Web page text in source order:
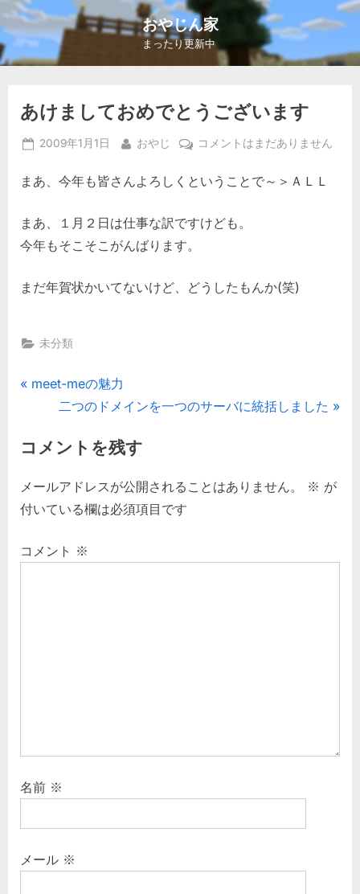
Skip
to
content
おやじん家
まったり更新中
あけましておめでとうございます
Posted
2009年1月1日 By
おやじ
あ
ま
て
と
す
コメントはまだありません
まあ、今年も皆さんよろしくということで～＞ＡＬＬ
まあ、１月２日は仕事な訳ですけども。
今年もそこそこがんばります。
まだ年賀状かいてないけど、どうしたもんか(笑)
未分類
投
ナ
ビ
ゲ
ー
P
v
u
P
meet-meの魅力
N
x
P
o
t
二つのドメインを一つのサーバに統括しました
コメントを残す
メールアドレスが公開されることはありません。 ※ が
付いている欄は必須項目です
コメント ※
名前 ※
メール ※